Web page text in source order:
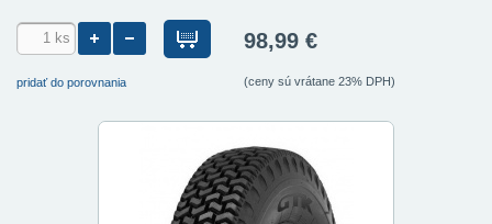
pridať do porovnania
98,99 €
(ceny sú vrátane 23% DPH)